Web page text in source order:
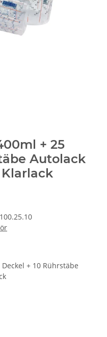
+ 25
Autolack
+ 10 Rührstäbe